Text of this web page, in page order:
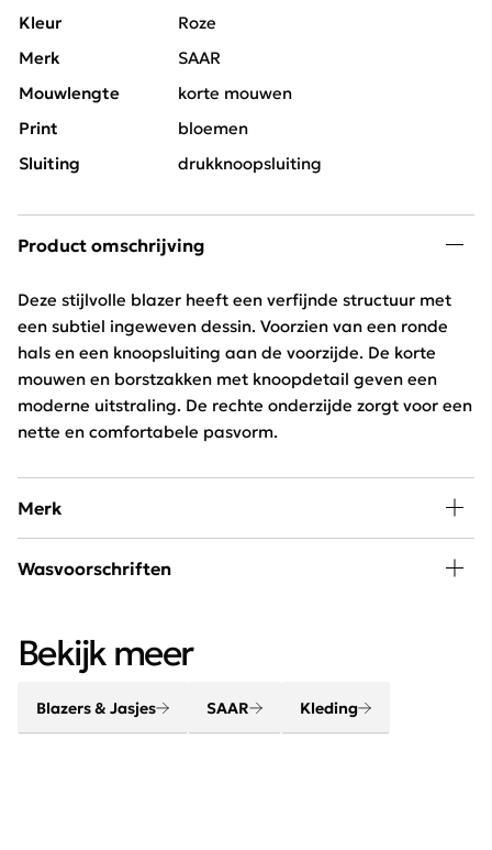
Kleur
Roze
Merk
SAAR
Mouwlengte
korte mouwen
Print
bloemen
Sluiting
drukknoopsluiting
Product omschrijving
Deze stijlvolle blazer heeft een verfijnde structuur met
een subtiel ingeweven dessin. Voorzien van een ronde
hals en een knoopsluiting aan de voorzijde. De korte
mouwen en borstzakken met knoopdetail geven een
moderne uitstraling. De rechte onderzijde zorgt voor een
nette en comfortabele pasvorm.
Merk
A little piece of happiness kan iedere vrouw in haar
Wasvoorschriften
Bekijk meer
Blazers & Jasjes SAAR Kleding